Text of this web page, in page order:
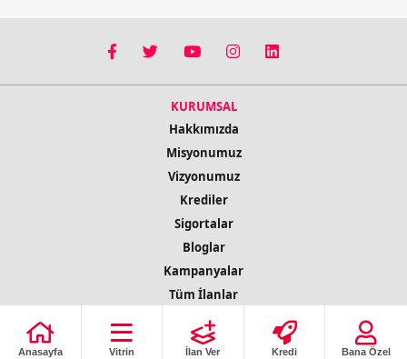
KURUMSAL
Hakkımızda
Misyonumuz
Vizyonumuz
Krediler
Sigortalar
Bloglar
Kampanyalar
Tüm İlanlar
İletişim Bilgileri
© 2022 Copyright Tüm Hakları Saklıdırilobs
Anasayfa Vitrin İlan Ver Kredi Bana Özel